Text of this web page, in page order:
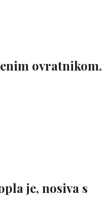
ovratnikom.
je, nosiva s